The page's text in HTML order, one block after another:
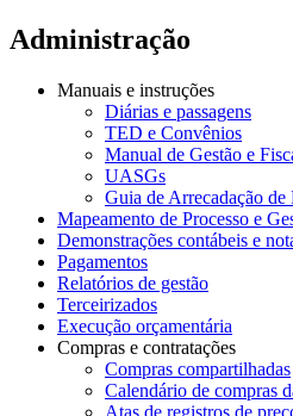
Administração
Manuais e instruções
Diárias e passagens
TED e Convênios
Manual de Gestão e
UASGs
Guia de Arrecadação de
Mapeamento de Processo e
Demonstrações contábeis e
Pagamentos
Relatórios de gestão
Terceirizados
Execução orçamentária
Compras e contratações
Compras compartilhadas
Calendário de compras
Atas de registros de